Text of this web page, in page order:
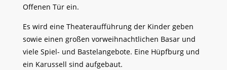
Offenen Tür ein.
Es wird eine Theateraufführung der Kinder geben
sowie einen großen vorweihnachtlichen Basar und
viele Spiel- und Bastelangebote. Eine Hüpfburg und
ein Karussell sind aufgebaut.